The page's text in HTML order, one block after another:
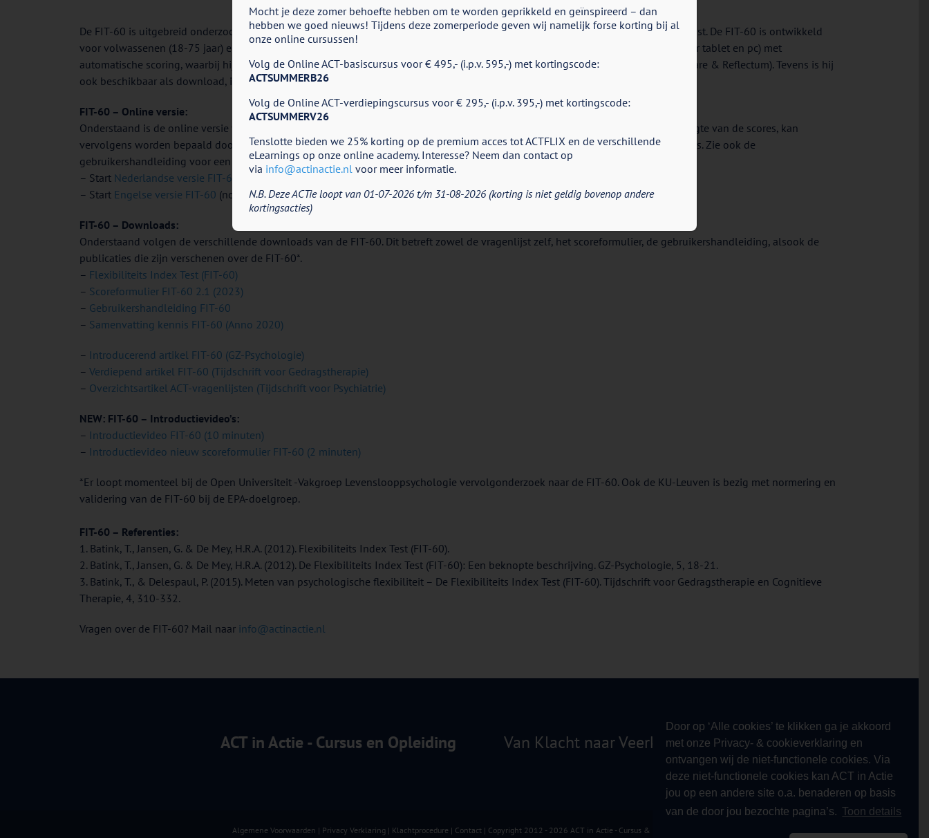
Door op ‘Alle cookies’ te klikken ga je akkoord
met onze Privacy- & cookieverklaring en
ontvangen wij de niet-functionele cookies. Via
deze niet-functionele cookies kan ACT in Actie
jou op een andere site o.a. benaderen op basis
van de door jou bezochte pagina’s. Toon details
De FIT-60 is uitgebreid onderzocht en beschikt over goede psychometrische kwaliteiten; het is een betrouwbare en valide vragenlijst. De FIT-60 is ontwikkeld
voor volwassenen (18-75 jaar) en vraagt 15 minuten afnametijd. De FIT-60 is gratis beschikbaar als een online versie (geschikt voor tablet en pc) met
automatische scoring, waarbij hij ook reeds is opgenomen in verschillende ROM-systemen (o.a. Embloom, NetQ, Lighthouse Software & Reflectum). Tevens is hij
ook beschikbaar als download, inclusief scoreformulier.
FIT-60 – Online versie:
Onderstaand is de online versie van de FIT-60 te vinden. Na het invullen zal er automatisch een scoring worden laten zien. De hoogte van de scores, kan
vervolgens worden bepaald door deze met de normgroep te vergelijken die het meest overeenkomt met de betreffende deelnemers. Zie ook de
gebruikershandleiding voor een uitgebreide beschrijving van afname, scoring, normering alsook de interpretatie van de FIT-60.
– Start Nederlandse versie FIT-60
– Start Engelse versie FIT-60 (nog niet gevalideerd)
FIT-60 – Downloads:
Onderstaand volgen de verschillende downloads van de FIT-60. Dit betreft zowel de vragenlijst zelf, het scoreformulier, de gebruikershandleiding, alsook de
publicaties die zijn verschenen over de FIT-60*.
– Flexibiliteits Index Test (FIT-60)
– Scoreformulier FIT-60 2.1 (2023)
– Gebruikershandleiding FIT-60
– Samenvatting kennis FIT-60 (Anno 2020)
– Introducerend artikel FIT-60 (GZ-Psychologie)
– Verdiepend artikel FIT-60 (Tijdschrift voor Gedragstherapie)
– Overzichtsartikel ACT-vragenlijsten (Tijdschrift voor Psychiatrie)
NEW: FIT-60 – Introductievideo’s:
– Introductievideo FIT-60 (10 minuten)
– Introductievideo nieuw scoreformulier FIT-60 (2 minuten)
*Er loopt momenteel bij de Open Universiteit -Vakgroep Levenslooppsychologie vervolgonderzoek naar de FIT-60. Ook de KU-Leuven is bezig met normering en
validering van de FIT-60 bij de EPA-doelgroep.
FIT-60 – Referenties:
1. Batink, T., Jansen, G. & De Mey, H.R.A. (2012). Flexibiliteits Index Test (FIT-60).
2. Batink, T., Jansen, G. & De Mey, H.R.A. (2012). De Flexibiliteits Index Test (FIT-60): Een beknopte beschrijving. GZ-Psychologie, 5, 18-21.
3. Batink, T., & Delespaul, P. (2015). Meten van psychologische flexibiliteit – De Flexibiliteits Index Test (FIT-60). Tijdschrift voor Gedragstherapie en Cognitieve
Therapie, 4, 310-332.
Vragen over de FIT-60? Mail naar info@actinactie.nl
ACT in Actie - Cursus en Opleiding Van Klacht naar Veerkracht!
Algemene Voorwaarden | Privacy Verklaring | Klachtprocedure | Contact | Copyright 2012 - 2026 ACT in Actie - Cursus & Opleiding
Mocht je deze zomer behoefte hebben om te worden geprikkeld en geïnspireerd – dan
hebben we goed nieuws! Tijdens deze zomerperiode geven wij namelijk forse korting bij al
onze online cursussen!
Volg de Online ACT-basiscursus voor € 495,- (i.p.v. 595,-) met kortingscode:
ACTSUMMERB26
Volg de Online ACT-verdiepingscursus voor € 295,- (i.p.v. 395,-) met kortingscode:
ACTSUMMERV26
Tenslotte bieden we 25% korting op de premium acces tot ACTFLIX en de verschillende
eLearnings op onze online academy. Interesse? Neem dan contact op
via info@actinactie.nl voor meer informatie.
N.B. Deze ACTie loopt van 01-07-2026 t/m 31-08-2026 (korting is niet geldig bovenop andere
kortingsacties)